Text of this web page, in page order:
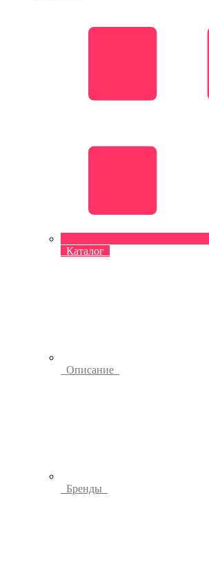
Каталог
Описание
Бренды